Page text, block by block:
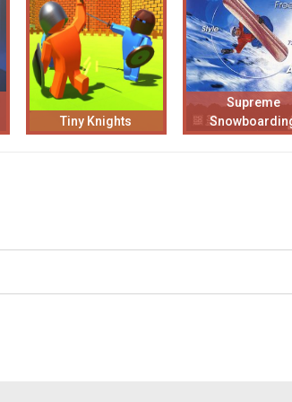
Tiny Knights
Supreme